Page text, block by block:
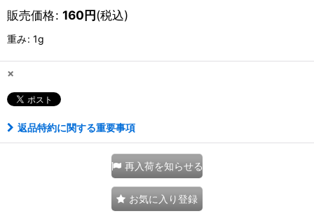
販売価格: 160円(税込)
重み: 1g
×
返品特約に関する重要事項
再入荷を知らせる
お気に入り登録